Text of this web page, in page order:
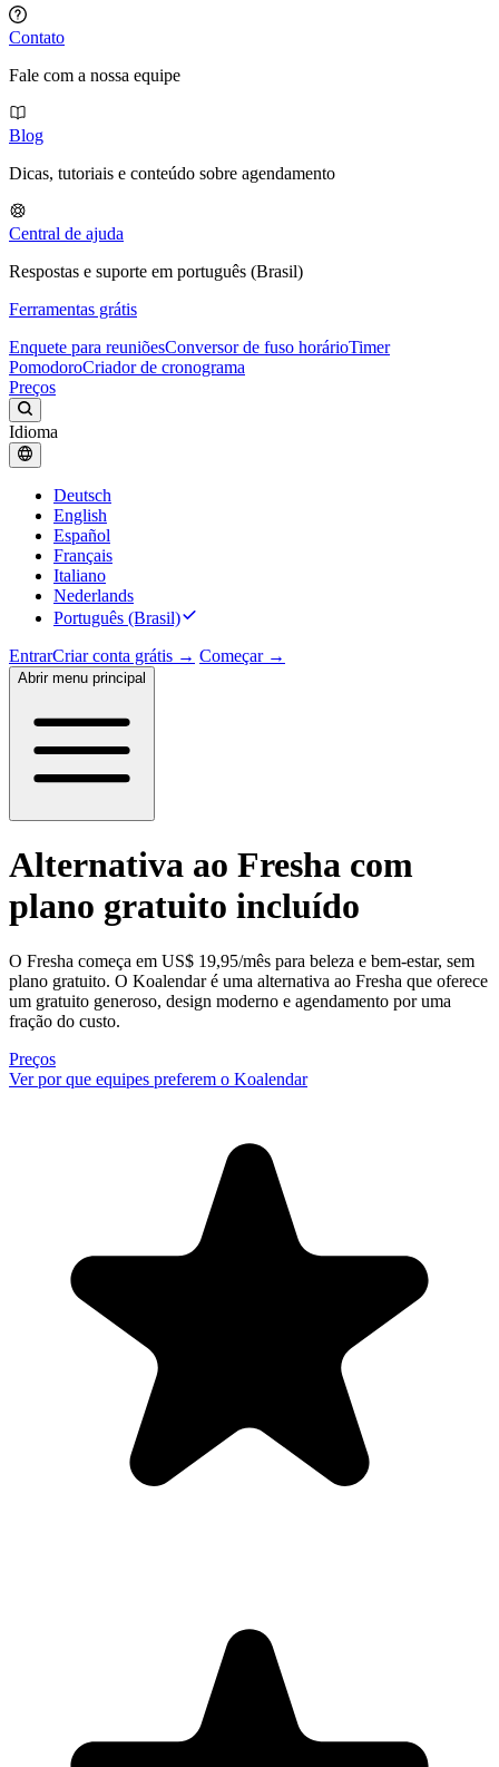
Contato
Fale com a nossa equipe
Blog
Dicas, tutoriais e conteúdo sobre agendamento
Central de ajuda
Respostas e suporte em português (Brasil)
Ferramentas grátis
Enquete para reuniõesConversor de fuso horárioTimer
PomodoroCriador de cronograma
Preços
Idioma
Deutsch
English
Español
Français
Italiano
Nederlands
Português (Brasil)
EntrarCriar conta grátis → Começar →
Abrir menu principal
Alternativa ao Fresha com
plano gratuito incluído
O Fresha começa em US$ 19,95/mês para beleza e bem-estar, sem
plano gratuito. O Koalendar é uma alternativa ao Fresha que oferece
um gratuito generoso, design moderno e agendamento por uma
fração do custo.
Preços
Ver por que equipes preferem o Koalendar